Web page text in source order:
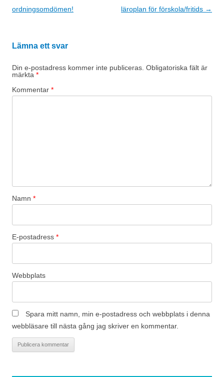
ordningsomdömen!
läroplan för förskola/fritids →
Lämna ett svar
Din e-postadress kommer inte publiceras. Obligatoriska fält är
märkta *
Kommentar *
Namn *
E-postadress *
Webbplats
Spara mitt namn, min e-postadress och webbplats i denna
webbläsare till nästa gång jag skriver en kommentar.